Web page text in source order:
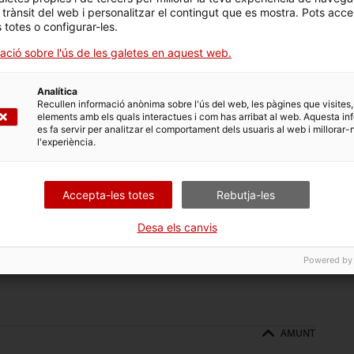
els productes i els components, i el seupackaging, amb
exemple, el que cal és adoptar una cultura de
cultura de la propietat, amb un increment d'opcions
la prosperitat a llarg termini.
i col·laboració entre empreses i competidors.
de residus; l'ús d'energia de manera eficaç i
la diversitat de productes i conèixer a fons el rol de
AMUNT
del web i personalitzar el contingut que es mostra. Pots
totes o configurar-les.
sobre l'ús de les galetes en aquest web.
Analítica
Recullen informació anònima sobre l'ús del web, les pàgines que
elements amb els quals interactues i com has arribat al web. Aquesta
es fa servir per analitzar el comportament dels usuaris al web i millorar-
l'experiència.
Accepta-les totes Rebutja-les
Desa els canvis
Powered by